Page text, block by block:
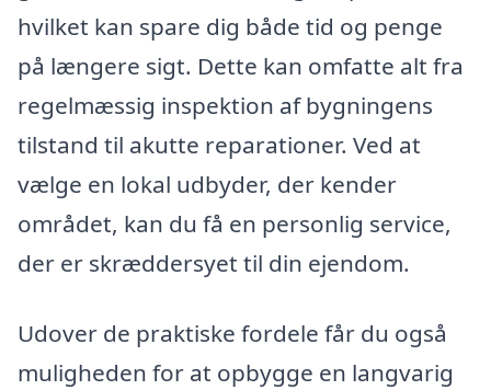
hvilket kan spare dig både tid og penge
på længere sigt. Dette kan omfatte alt fra
regelmæssig inspektion af bygningens
tilstand til akutte reparationer. Ved at
vælge en lokal udbyder, der kender
området, kan du få en personlig service,
der er skræddersyet til din ejendom.
Udover de praktiske fordele får du også
muligheden for at opbygge en langvarig